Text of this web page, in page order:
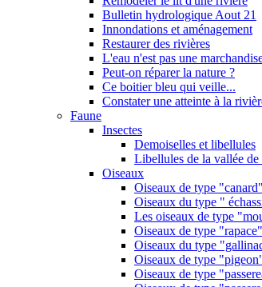
Bulletin hydrologique Aout 21
Innondations et aménagement
Restaurer des rivières
L'eau n'est pas une
Peut-on réparer la nature ?
Ce boitier bleu qui veille...
Constater une atteinte à la
Faune
Insectes
Demoiselles et libellules
Libellules de la vallée de
Oiseaux
Oiseaux de type "canard"
Oiseaux du type "
Les oiseaux de type
Oiseaux de type "rapace"
Oiseaux du type
Oiseaux de type
Oiseaux de type